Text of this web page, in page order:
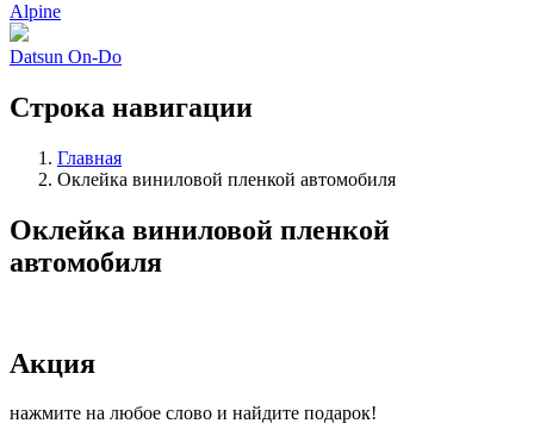
Alpine
Datsun On-Do
Строка навигации
Главная
Оклейка виниловой пленкой автомобиля
Оклейка виниловой пленкой
автомобиля
Акция
нажмите на любое слово и найдите подарок!